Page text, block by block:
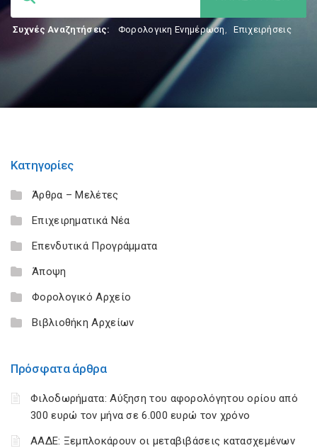
Συχνές Αναζητήσεις: Φορολογικη Ενημέρωση, Επιχειρήσεις
Κατηγορίες
Άρθρα – Μελέτες
Επιχειρηματικά Νέα
Επενδυτικά Προγράμματα
Άποψη
Φορολογικό Αρχείο
Βιβλιοθήκη Αρχείων
Πρόσφατα άρθρα
Φιλοδωρήματα: Αύξηση του αφορολόγητου ορίου από
300 ευρώ τον μήνα σε 6.000 ευρώ τον χρόνο
ΑΑΔΕ: Ξεμπλοκάρουν οι μεταβιβάσεις κατασχεμένων